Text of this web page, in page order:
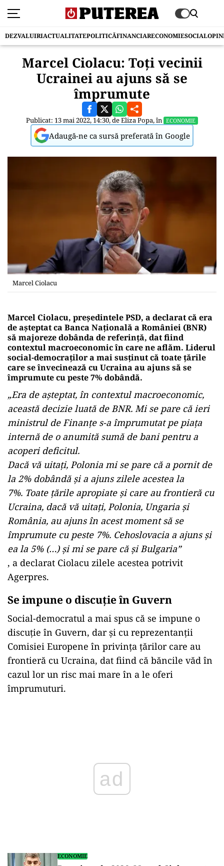
DEZVALUIRIACTUALITATEPOLITICĂFINANCIARECONOMIESOCIAL
Marcel Ciolacu: Toți vecinii
Ucrainei au ajuns să se
împrumute
Publicat: 13 mai 2022, 14:30, deEliza Popa, în ECONOMIE
Adaugă-ne ca sursă preferată în Google
Marcel Ciolacu
Marcel Ciolacu, președintele PSD, a declarat că era
de așteptat ca Banca Naţională a României (BNR)
să majoreze dobânda de referinţă, dat fiind
contextul macroeconomic în care ne aflăm. Liderul
social-democraților a mai susținut că toate ţările
care se învecinează cu Ucraina au ajuns să se
împrumute cu peste 7% dobândă.
„Era de aşteptat, în contextul macroeconomic,
această decizie luată de BNR. Mi se pare că ieri
ministrul de Finanţe s-a împrumutat pe piaţa
internă de o anumită sumă de bani pentru a
acoperi deficitul.
Dacă vă uitaţi, Polonia mi se pare că a pornit de
la 2% dobândă şi a ajuns zilele acestea la
7%. Toate ţările apropiate şi care au frontieră cu
Ucraina, dacă vă uitaţi, Polonia, Ungaria şi
România, au ajuns în acest moment să se
împrumute cu peste 7%. Cehoslovacia a ajuns şi
ea la 5% (…) şi mi se pare că şi Bulgaria”
, a declarat Ciolacu zilele acestea potrivit
Agerpres.
Se impune o discuție în Guvern
Social-democratul a mai spus că se impune o
discuție în Guvern, dar și cu reprezentanții
Comisiei Europene în privinţa ţărilor care au
frontieră cu Ucraina, dat fiind că băncile văd în
cazul lor un risc mai mare în a le oferi
împrumuturi.
ECONOMIE